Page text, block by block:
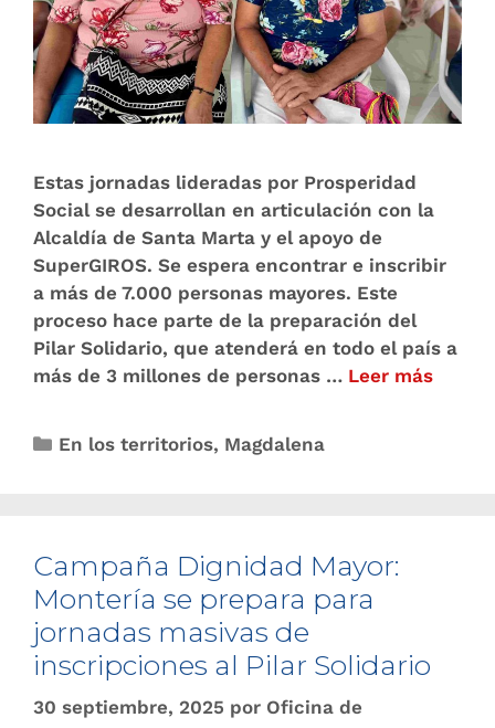
Estas jornadas lideradas por Prosperidad
Social se desarrollan en articulación con la
Alcaldía de Santa Marta y el apoyo de
SuperGIROS. Se espera encontrar e inscribir
a más de 7.000 personas mayores. Este
proceso hace parte de la preparación del
Pilar Solidario, que atenderá en todo el país a
más de 3 millones de personas … Leer más
En los territorios, Magdalena
Campaña Dignidad Mayor:
Montería se prepara para
jornadas masivas de
inscripciones al Pilar Solidario
30 septiembre, 2025 por Oficina de